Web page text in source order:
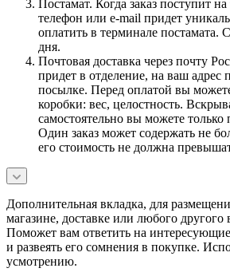
Постамат. Когда заказ поступит
телефон или e-mail придет
оплатить в терминале
дня.
Почтовая доставка через почту
придет в отделение, на ваш адрес
посылке. Перед оплатой вы
коробки: вес, целостность.
самостоятельно вы можете только
Один заказ может содержать не
его стоимость не должна
Дополнительная вкладка, для
магазине, доставке или любого другого
Поможет вам ответить на
и развеять его сомнения в покупке.
усмотрению.